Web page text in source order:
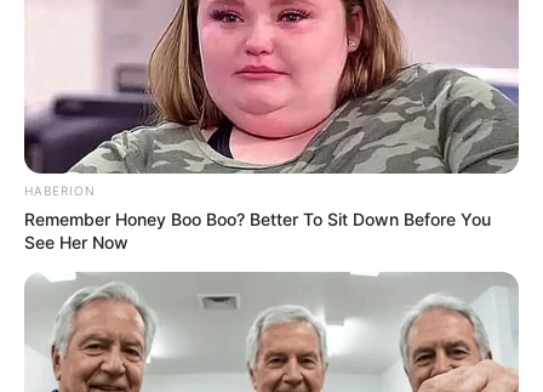
HABERION
Remember Honey Boo Boo? Better To Sit Down Before You
See Her Now